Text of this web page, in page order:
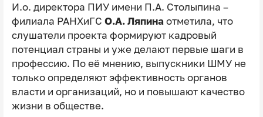
И.о. директора ПИУ имени П.А. Столыпина –
филиала РАНХиГС О.А. Ляпина отметила, что
слушатели проекта формируют кадровый
потенциал страны и уже делают первые шаги в
профессию. По её мнению, выпускники ШМУ не
только определяют эффективность органов
власти и организаций, но и повышают качество
жизни в обществе.